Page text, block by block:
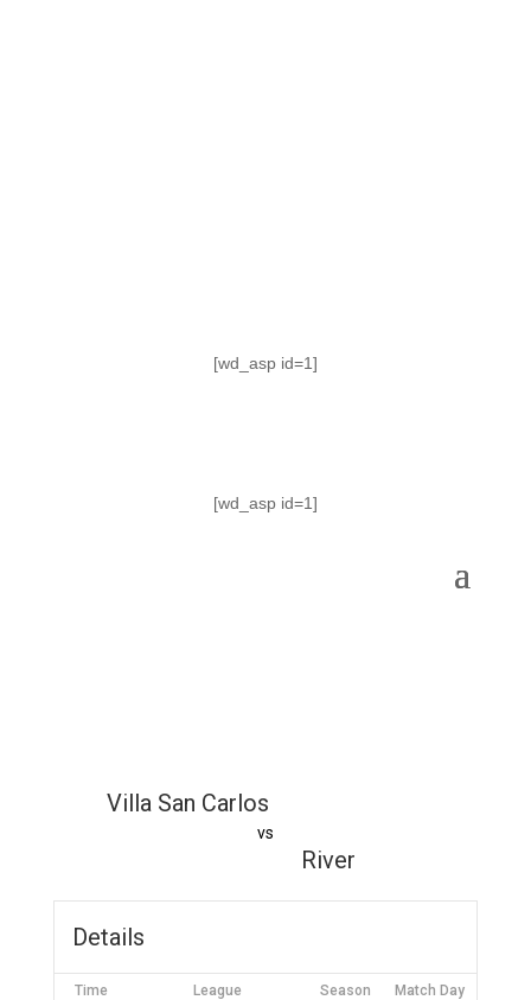
[wd_asp id=1]
[wd_asp id=1]
Villa San Carlos
vs
River
Details
Time League Season Match Day